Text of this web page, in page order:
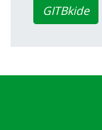
GITBkide